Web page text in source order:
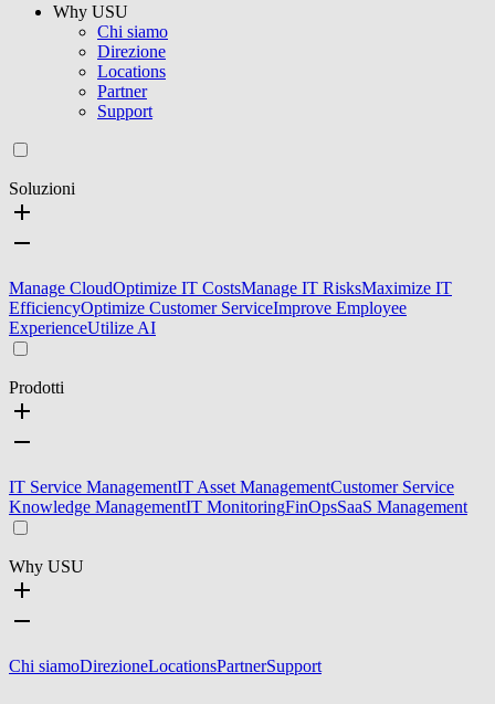
Why USU
Chi siamo
Direzione
Locations
Partner
Support
Soluzioni
Manage CloudOptimize IT CostsManage IT RisksMaximize IT
EfficiencyOptimize Customer ServiceImprove Employee
ExperienceUtilize AI
Prodotti
IT Service ManagementIT Asset ManagementCustomer Service
Knowledge ManagementIT MonitoringFinOpsSaaS Management
Why USU
Chi siamoDirezioneLocationsPartnerSupport